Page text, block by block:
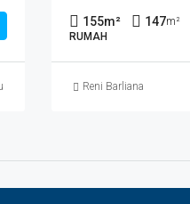
155m² 147m²
RUMAH
Reni Barliana